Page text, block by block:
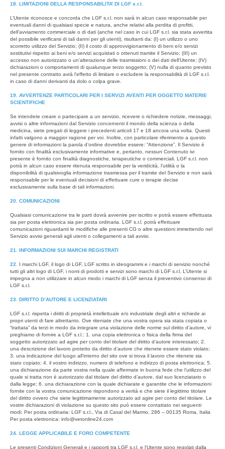
18. LIMITAZIONI DELLA RESPONSABILITA’ DI LGF s.r.l.
L’Utente riconosce e concorda che LGF s.r.l. non sarà in alcun caso responsabile per
eventuali danni di qualsiasi specie e natura, anche relativi alla perdita di profitti,
dell’avviamento commerciale o di dati (anche nel caso in cui LGF s.r.l. sia stata avvertita
del possibile verificarsi di tali danni per gli utenti), risultanti da: (I) un utilizzo o uno
scorretto utilizzo del Servizio; (II) il costo di approvvigionamento di beni e/o servizi
sostitutivi rispetto ai beni e/o servizi acquistati o ottenuti tramite il Servizio; (III) un
accesso non autorizzato o un’alterazione delle trasmissioni o dei dati dell’Utente; (IV)
dichiarazioni o comportamenti di qualunque terzo soggetto; (V) nulla di quanto previsto
nel presente contratto avrà l’effetto di limitare o escludere la responsabilità di LGF s.r.l.
in caso di danni derivanti da dolo o colpa grave.
19. AVVERTENZE PARTICOLARI PER I SERVIZI AVENTI PER OGGETTO MATERIE
SCIENTIFICHE
Se intendete creare o partecipare a un servizio, ricevere o richiedere notizie, messaggi,
avvisi o altre informazioni dal Servizio concernenti il mondo della scienza o della
medicina, siete pregati di leggere i precedenti articoli 17 e 18 ancora una volta. Questi
infatti valgono a maggior ragione per voi. Inoltre, con particolare riferimento a questo
genere di informazioni la parola d’ordine dovrebbe essere: “Attenzione”. Il Servizio è
fornito con finalità esclusivamente informative e, pertanto, nessun Contenuto ivi
presente è fornito con finalità diagnostiche, terapeutiche o commerciali. LGF s.r.l. non
potrà in alcun caso essere ritenuta responsabile per la veridicità, l’utilità o la
disponibilità di qualsivoglia informazione trasmessa per il tramite del Servizio e non sarà
responsabile per le eventuali decisioni di effettuare cure o terapie decise
esclusivamente sulla base di tali informazioni.
20. COMUNICAZIONI
Qualsiasi comunicazione tra le parti dovrà avvenire per iscritto e potrà essere effettuata
sia per posta elettronica sia per posta ordinaria. LGF s.r.l. potrà effettuare
comunicazioni riguardanti le modifiche alle presenti CG o altre questioni immettendo nel
Servizio avvisi generali agli utenti o collegamenti a tali avvisi.
21. INFORMAZIONI SUI MARCHI REGISTRATI
22.
I marchi LGF, il logo di LGF, LGF scritto in ideogrammi e i marchi di servizio nonché
tutti gli altri logo di LGF, i nomi di prodotti e servizi sono marchi di LGF s.r.l. L’Utente si
impegna a non utilizzare in alcun modo i marchi di LGF senza il preventivo consenso di
LGF s.r.l.
23. DIRITTO D’AUTORE E LICENZIATARI
LGF s.r.l. rispetta i diritti di proprietà intellettuale e/o industriale degli altri e richiede ai
propri utenti di fare altrettanto. Ove riteniate che una vostra opera sia stata copiata o
“trattata” da terzi in modo da integrare una violazione delle norme sul diritto d’autore, vi
preghiamo di fornire a LGF s.r.l.: 1. una copia elettronica o fisica della firma del
soggetto autorizzato ad agire per conto del titolare del diritto d’autore interessato; 2.
una descrizione del lavoro protetto da diritto d’autore che ritenete essere stato violato;
3. una indicazione del luogo all’interno del sito ove si trova il lavoro che ritenete sia
stato copiato; 4. il vostro indirizzo, numero di telefono e indirizzo di posta elettronica; 5.
una dichiarazione da parte vostra nella quale affermate in buona fede che l’utilizzo del
quale si tratta non è autorizzato dal titolare del diritto d’autore, dal suo licenziatario o
dalla legge; 6. una dichiarazione con la quale dichiarate e garantite che le informazioni
fornite con la vostra comunicazione rispondono a verità e che siete il legittimo titolare
del diritto ovvero che siete legittimamente autorizzato ad agire per conto del titolare. Le
vostre dichiarazioni di violazione su questo sito può essere contattato nei seguenti
modi: Per posta ordinaria: LGF s.r.l., Via di Casal del Marmo, 286 – 00135 Roma, Italia
Per posta elettronica: info@vetonline24.com
24. LEGGE APPLICABILE E FORO COMPETENTE
Le presenti Condizioni Generali e i rapporti tra LGF s.r.l. e l’Utente sono regolati dalla